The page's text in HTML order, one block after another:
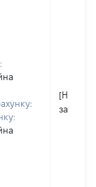
[Не